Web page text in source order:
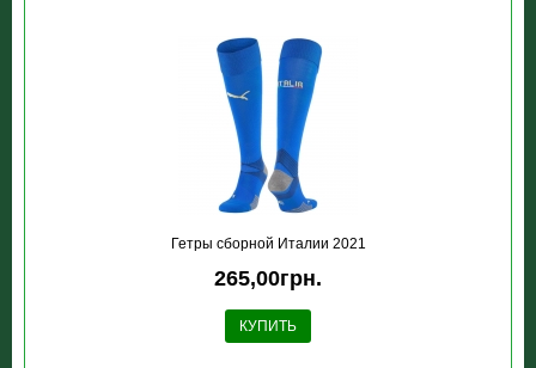
Гетры сборной Италии 2021
265,00грн.
КУПИТЬ